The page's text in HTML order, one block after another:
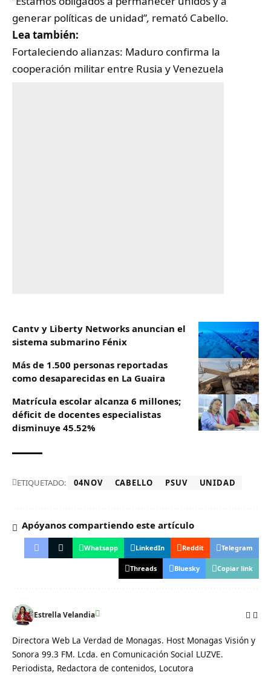
generar políticas de unidad”, remató Cabello.
Lea también:
Fortaleciendo alianzas: Maduro confirma la
cooperación militar entre Rusia y Venezuela
Cantv y Liberty Networks anuncian el
sistema submarino Fénix
Más de 1.500 personas reportadas
como desaparecidas en La Guaira
Matrícula escolar alcanza 6 millones;
déficit de docentes especialistas
disminuye 45.52%
ETIQUETADO: 04NOV CABELLO PSUV UNIDAD
Apóyanos compartiendo este artículo
Whatsapp LinkedIn Reddit Telegram
Threads Bluesky Copiar link
Estrella Velandia
Directora Web La Verdad de Monagas. Host Monagas Visión y
Sonora 99.3 FM. Lcda. en Comunicación Social LUZVE.
Periodista, Redactora de contenidos, Locutora